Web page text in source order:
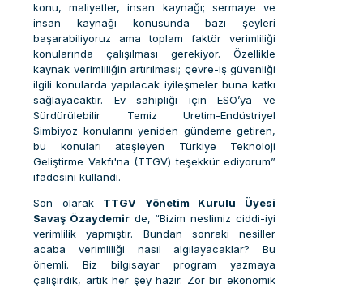
konu, maliyetler, insan kaynağı; sermaye ve
insan kaynağı konusunda bazı şeyleri
başarabiliyoruz ama toplam faktör verimliliği
konularında çalışılması gerekiyor. Özellikle
kaynak verimliliğin artırılması; çevre-iş güvenliği
ilgili konularda yapılacak iyileşmeler buna katkı
sağlayacaktır. Ev sahipliği için ESO’ya ve
Sürdürülebilir Temiz Üretim-Endüstriyel
Simbiyoz konularını yeniden gündeme getiren,
bu konuları ateşleyen Türkiye Teknoloji
Geliştirme Vakfı'na (TTGV) teşekkür ediyorum”
ifadesini kullandı.
Son olarak TTGV Yönetim Kurulu Üyesi
Savaş Özaydemirde, “Bizim neslimiz ciddi-iyi
verimlilik yapmıştır. Bundan sonraki nesiller
acaba verimliliği nasıl algılayacaklar? Bu
önemli. Biz bilgisayar program yazmaya
çalışırdık, artık her şey hazır. Zor bir ekonomik